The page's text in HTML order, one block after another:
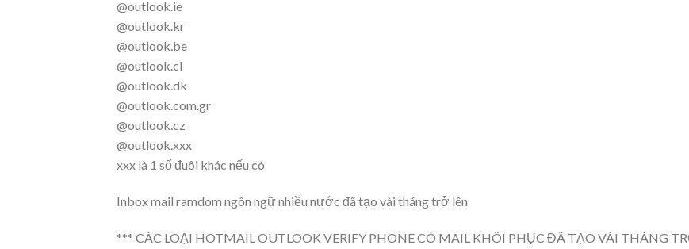
@outlook.ie
@outlook.kr
@outlook.be
@outlook.cl
@outlook.dk
@outlook.com.gr
@outlook.cz
@outlook.xxx
xxx là 1 số đuôi khác nếu có
Inbox mail ramdom ngôn ngữ nhiều nước đã tạo vài tháng trở lên
*** CÁC LOẠI HOTMAIL OUTLOOK VERIFY PHONE CÓ MAIL KHÔI PHỤC ĐÃ TẠO VÀI THÁNG